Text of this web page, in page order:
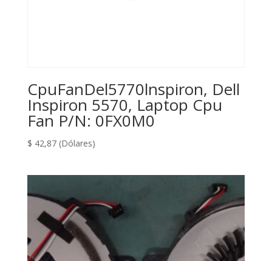
CpuFanDel5770lnspiron, Dell
Inspiron 5570, Laptop Cpu
Fan P/N: 0FX0M0
$ 42,87 (Dólares)